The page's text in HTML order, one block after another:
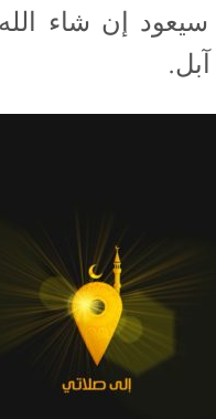
إن شاء